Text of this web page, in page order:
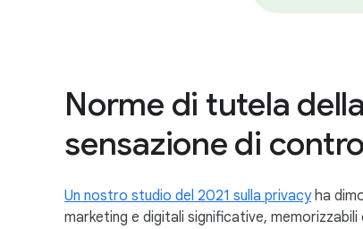
Norme di tutela
sensazione di
Un nostro studio del 2021 sulla privacyha
marketing e digitali significative,